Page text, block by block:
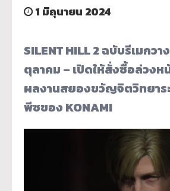
1 มิถุนายน 2024
SILENT HILL 2 ฉบับรีเมกว
ตุลาคม – เปิดให้สั่งซื้อล่วง
ผลงานสยองขวัญจิตวิทยาร
พีซของ KONAMI